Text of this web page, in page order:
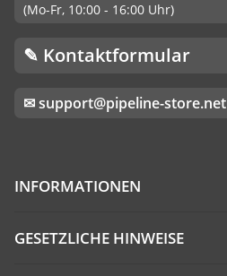
(Mo-Fr, 10:00 - 16:00 Uhr)
✎ Kontaktformular
✉ support@pipeline-store.net
INFORMATIONEN
GESETZLICHE HINWEISE